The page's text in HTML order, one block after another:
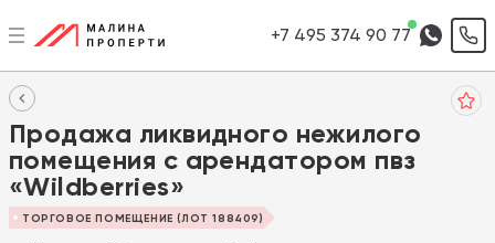
+7 495 374 90 77
Продажа ликвидного нежилого
помещения с арендатором пвз
«Wildberries»
ТОРГОВОЕ ПОМЕЩЕНИЕ (ЛОТ 188409)